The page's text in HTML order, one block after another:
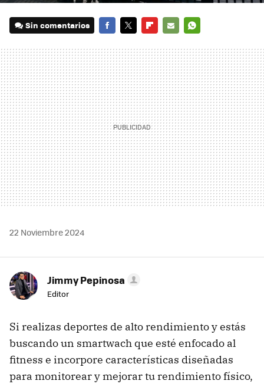
Sin comentarios
MAIL
22 Noviembre 2024
Jimmy Pepinosa
Editor
Si realizas deportes de alto rendimiento y estás
buscando un smartwach que esté enfocado al
fitness e incorpore características diseñadas
para monitorear y mejorar tu rendimiento físico,